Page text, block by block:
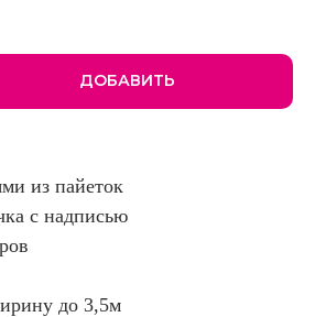
ДОБАВИТЬ
из пайеток
с надписью
до 3,5м